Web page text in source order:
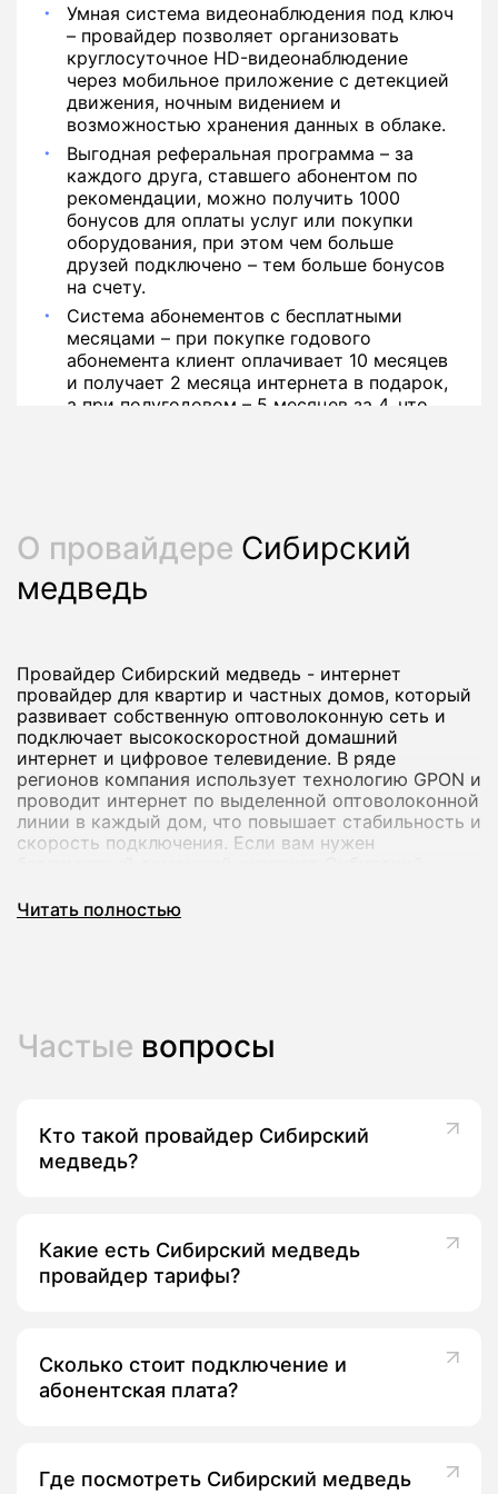
Умная система видеонаблюдения под ключ
– провайдер позволяет организовать
круглосуточное HD-видеонаблюдение
через мобильное приложение с детекцией
движения, ночным видением и
возможностью хранения данных в облаке.
Выгодная реферальная программа – за
каждого друга, ставшего абонентом по
рекомендации, можно получить 1000
бонусов для оплаты услуг или покупки
оборудования, при этом чем больше
друзей подключено – тем больше бонусов
на счету.
Система абонементов с бесплатными
месяцами – при покупке годового
абонемента клиент оплачивает 10 месяцев
и получает 2 месяца интернета в подарок,
а при полугодовом – 5 месяцев за 4, что
О провайдере Сибирский
медведь
Провайдер Сибирский медведь - интернет
провайдер для квартир и частных домов, который
развивает собственную оптоволоконную сеть и
подключает высокоскоростной домашний
интернет и цифровое телевидение. В ряде
регионов компания использует технологию GPON и
проводит интернет по выделенной оптоволоконной
линии в каждый дом, что повышает стабильность и
скорость подключения. Если вам нужен
дополнительные опции, вы можете оформить
возможность по вашему адресу, сравниваем
условия и передаем заявку в компанию без
доме, где выбор операторов ограничен.
Кузнецком
Процесс подключения домашнего интернета
Проверка адреса. Вы оставляете заявку на
нашем сайте, и мы уточняем, доступен ли
Читать полностью
Частые вопросы
Кто такой провайдер Сибирский
медведь?
Какие есть Сибирский медведь
провайдер тарифы?
Сколько стоит подключение и
абонентская плата?
Где посмотреть Сибирский медведь